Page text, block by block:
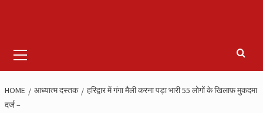
Menu
HOME आध्यात्म दस्तक
हरिद्वार में गंगा मैली करना पड़ा भारी 55 लोगों के खिलाफ़ मुकदमा
दर्ज –